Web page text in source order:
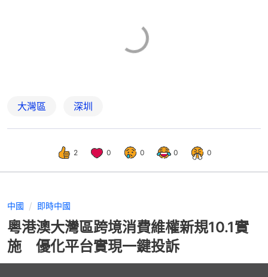
大灣區 深圳
2 0 0 0 0
中國 即時中國
粵港澳大灣區跨境消費維權新規10.1實
施 優化平台實現一鍵投訴